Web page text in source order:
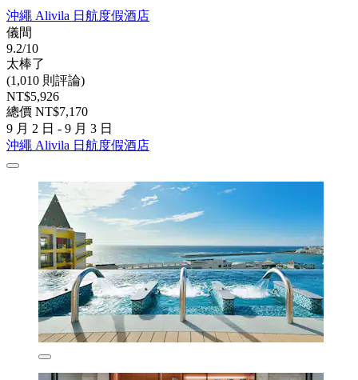
沖繩 Alivila 日航度假酒店
儀間
9.2/10
太棒了
(1,010 則評論)
NT$5,926
總價 NT$7,170
9 月 2 日 - 9 月 3 日
沖繩 Alivila 日航度假酒店